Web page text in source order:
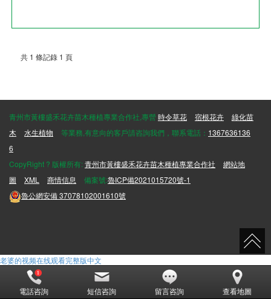
共 1 條記錄 1 頁
青州市黃樓盛禾花卉苗木種植專業合作社,專營時令草花 宿根花卉
綠化苗
木
水生植物 等業務,有意向的客戶請咨詢我們，聯系電話： 1367636136
6
CopyRight ? 版權所有:青州市黃樓盛禾花卉苗木種植專業合作社
網站地
圖
XML 商情信息 備案號:魯ICP備2021015720號-1
魯公網安備37078102001610號
電話咨詢 短信咨詢 留言咨詢 查看地圖
老婆的视频在线观看完整版中文